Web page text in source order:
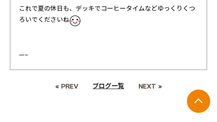
これで夏の休日も、デッキでコーヒータイムなどゆっくりくつ
ろいでくださいね
—–
« PREV ブログ一覧 NEXT »